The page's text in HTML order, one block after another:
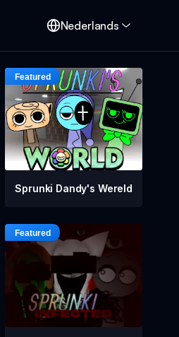
Nederlands
Sprunki Dandy's Wereld